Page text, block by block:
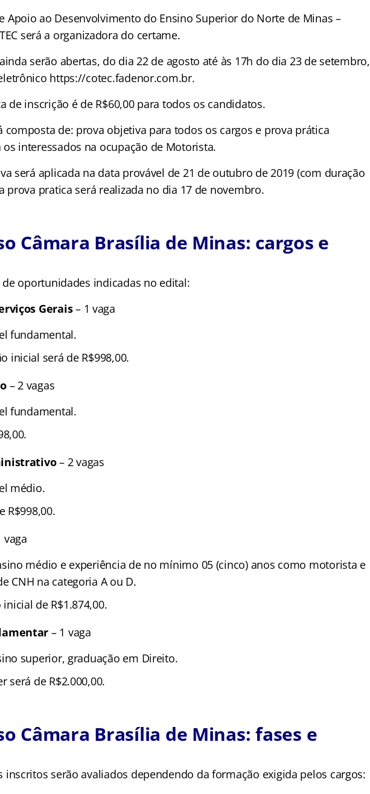
Apoio ao Desenvolvimento do Ensino Superior do Norte de Minas –
será a organizadora do certame.
serão abertas, do dia 22 de agosto até às 17h do dia 23 de setembro,
https://cotec.fadenor.com.br.
de inscrição é de R$60,00 para todos os candidatos.
composta de: prova objetiva para todos os cargos e prova prática
interessados na ocupação de Motorista.
será aplicada na data provável de 21 de outubro de 2019 (com duração
prova pratica será realizada no dia 17 de novembro.
Câmara Brasília de Minas: cargos e
de oportunidades indicadas no edital:
Gerais– 1 vaga
fundamental.
inicial será de R$998,00.
– 2 vagas
fundamental.
– 2 vagas
médio.
R$998,00.
vaga
médio e experiência de no mínimo 05 (cinco) anos como motorista e
CNH na categoria A ou D.
de R$1.874,00.
– 1 vaga
superior, graduação em Direito.
será de R$2.000,00.
Câmara Brasília de Minas: fases e
inscritos serão avaliados dependendo da formação exigida pelos cargos: